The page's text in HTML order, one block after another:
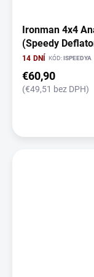
Ironman 4x4
(Speedy
14 DNÍ KÓD:ISPEEDYA
€60,90
(€49,51 bez DPH)